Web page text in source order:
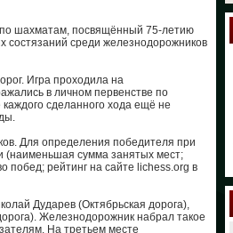
шахматам, посвящённый 75-летию
среди железнодорожников
Игра проходила на
в личном первенстве по
сделанного хода ещё не
Для определения победителя при
(наименьшая сумма занятых мест;
побед; рейтинг на сайте lichess.org в
Дударев (Октябрьская дорога),
Железнодорожник набрал такое
На третьем месте